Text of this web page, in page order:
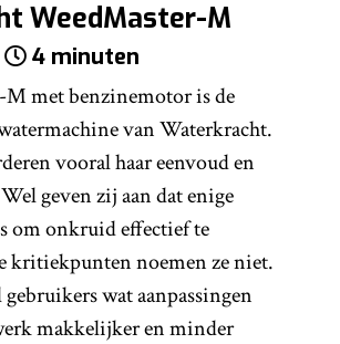
WeedMaster-M
4 minuten
M met benzinemotor is de
van Waterkracht.
vooral haar eenvoud en
geven zij aan dat enige
om onkruid effectief te
kritiekpunten noemen ze niet.
wat aanpassingen
makkelijker en minder